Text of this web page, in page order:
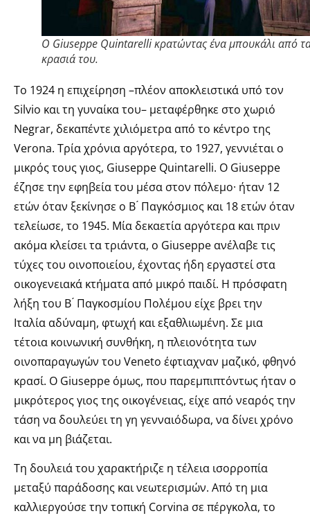
O Giuseppe Quintarelli κρατώντας ένα μπουκάλι από
κρασιά του.
Το 1924 η επιχείρηση –πλέον αποκλειστικά υπό τον
Silvio και τη γυναίκα του– μεταφέρθηκε στο χωριό
Negrar, δεκαπέντε χιλιόμετρα από το κέντρο της
Verona. Τρία χρόνια αργότερα, το 1927, γεννιέται ο
μικρός τους γιος, Giuseppe Quintarelli. Ο Giuseppe
έζησε την εφηβεία του μέσα στον πόλεμο· ήταν 12
ετών όταν ξεκίνησε ο Β ́ Παγκόσμιος και 18 ετών όταν
τελείωσε, το 1945. Μία δεκαετία αργότερα και πριν
ακόμα κλείσει τα τριάντα, ο Giuseppe ανέλαβε τις
τύχες του οινοποιείου, έχοντας ήδη εργαστεί στα
οικογενειακά κτήματα από μικρό παιδί. Η πρόσφατη
λήξη του Β ́ Παγκοσμίου Πολέμου είχε βρει την
Ιταλία αδύναμη, φτωχή και εξαθλιωμένη. Σε μια
τέτοια κοινωνική συνθήκη, η πλειονότητα των
οινοπαραγωγών του Veneto έφτιαχναν μαζικό, φθηνό
κρασί. Ο Giuseppe όμως, που παρεμπιπτόντως ήταν ο
μικρότερος γιος της οικογένειας, είχε από νεαρός την
τάση να δουλεύει τη γη γενναιόδωρα, να δίνει χρόνο
και να μη βιάζεται.
Τη δουλειά του χαρακτήριζε η τέλεια ισορροπία
μεταξύ παράδοσης και νεωτερισμών. Από τη μια
καλλιεργούσε την τοπική Corvina σε πέργκολα, το